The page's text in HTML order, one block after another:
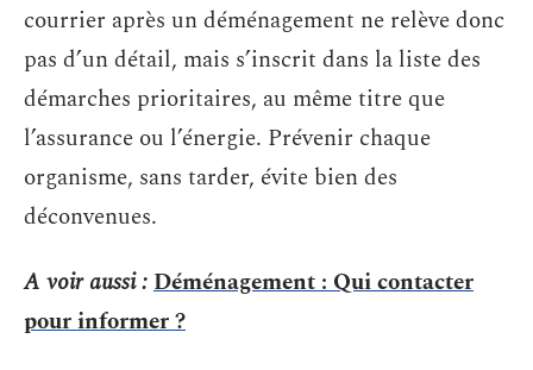
courrier après un déménagement ne relève donc
pas d’un détail, mais s’inscrit dans la liste des
démarches prioritaires, au même titre que
l’assurance ou l’énergie. Prévenir chaque
organisme, sans tarder, évite bien des
déconvenues.
A voir aussi :Déménagement : Qui contacter
pour informer ?